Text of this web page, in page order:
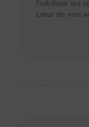
fiabiliser les
cœur de vos